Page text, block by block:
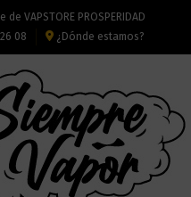
VAPSTORE PROSPERIDAD
08 ¿Dónde estamos?